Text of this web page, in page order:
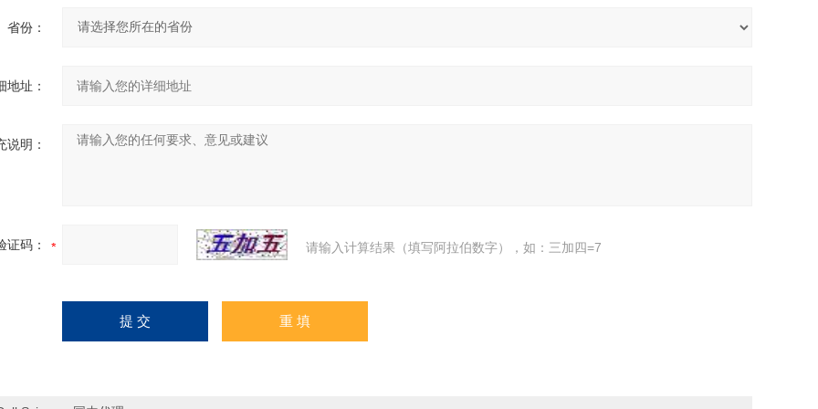
省份：
地址：
说明：
证码： 请输入计算结果（填写阿拉伯数字），如：三加四=7